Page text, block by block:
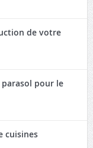
de votre
parasol pour le
cuisines